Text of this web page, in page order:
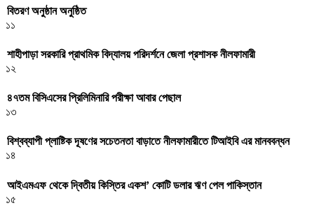
বিতরণ অনুষ্ঠান অনুষ্ঠিত
১১
শাহীপাড়া সরকারি প্রাথমিক বিদ্যালয় পরিদর্শনে জেলা প্রশাসক নীলফামারী
১২
৪৭তম বিসিএসের প্রিলিমিনারি পরীক্ষা আবার পেছাল
১৩
বিশ্বব্যাপী প্লাষ্টিক দূষণের সচেতনতা বাড়াতে নীলফামারীতে টিআইবি এর মানববন্ধন
১৪
আইএমএফ থেকে দ্বিতীয় কিস্তির একশ’ কোটি ডলার ঋণ পেল পাকিস্তান
১৫